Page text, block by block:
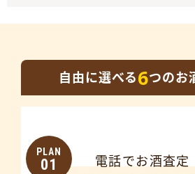
自由に選べる6つのお
PLAN
01 電話でお酒査定